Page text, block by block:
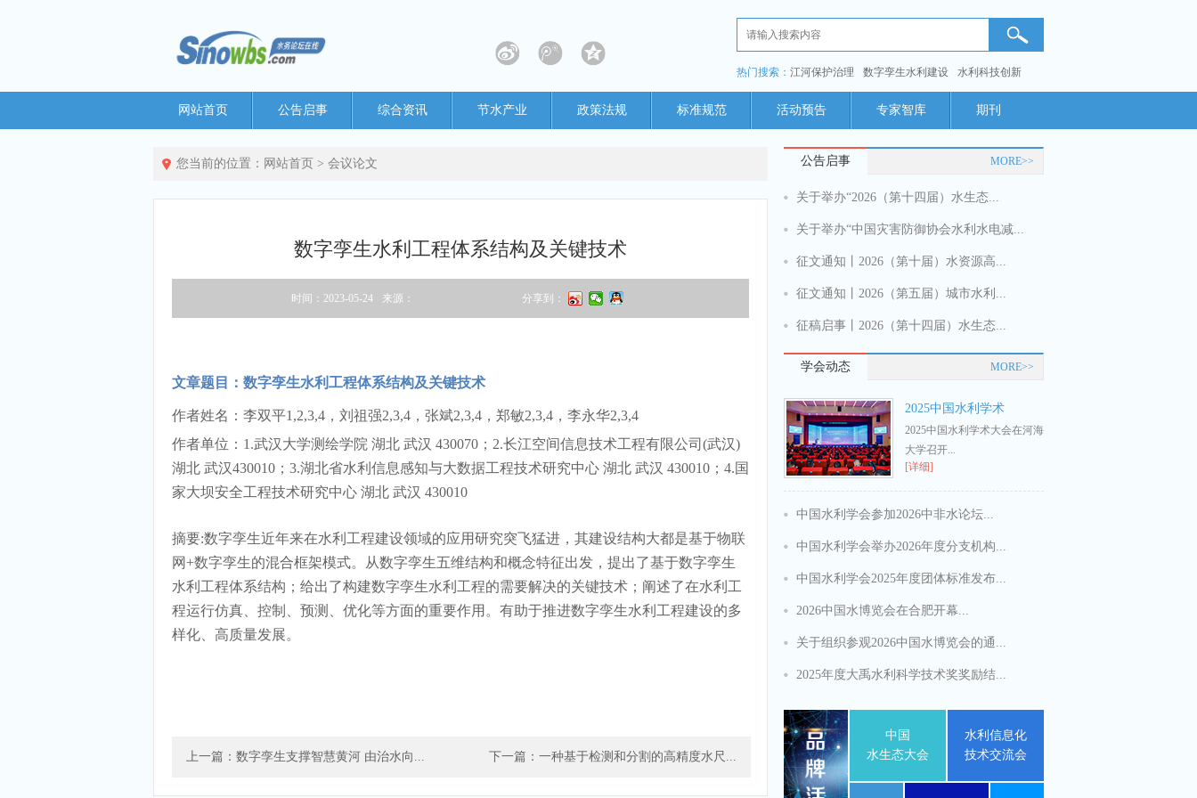
热门搜索： 江河保护治理 数字孪生水利建设 水利科技创新
网站首页 公告启事 综合资讯 节水产业 政策法规 标准规范 活动预告 专家智库 期刊
您当前的位置： 网站首页 > 会议论文
数字孪生水利工程体系结构及关键技术
时间：2023-05-24 来源： 分享到：
文章题目：数字孪生水利工程体系结构及关键技术
作者姓名： 李双平1,2,3,4，刘祖强2,3,4，张斌2,3,4，郑敏2,3,4，李永华2,3,4
作者单位： 1.武汉大学测绘学院 湖北 武汉 430070；2.长江空间信息技术工程有限公司(武汉)
湖北 武汉430010；3.湖北省水利信息感知与大数据工程技术研究中心 湖北 武汉 430010；4.国
家大坝安全工程技术研究中心 湖北 武汉 430010
摘要:数字孪生近年来在水利工程建设领域的应用研究突飞猛进，其建设结构大都是基于物联
网+数字孪生的混合框架模式。
从数字孪生五维结构和概念特征出发，提出了基于数字孪生
水利工程体系结构；给出了构建数字孪生水利工程的需要解决的关键技术；阐述了在水利工
程运行仿真、控制、预测、优化等方面的重要作用。有助于推进数字孪生水利工程建设的多
样化、高质量发展。
上一篇：数字孪生支撑智慧黄河 由治水向... 下一篇：一种基于检测和分割的高精度水尺...
公告启事 MORE>>
关于举办“2026（第十四届）水生态...
关于举办“中国灾害防御协会水利水电减...
征文通知丨2026（第十届）水资源高...
征文通知丨2026（第五届）城市水利...
征稿启事丨2026（第十四届）水生态...
学会动态 MORE>>
2025中国水利学术
2025中国水利学术大会在河海
大学召开...
[详细]
中国水利学会参加2026中非水论坛...
中国水利学会举办2026年度分支机构...
中国水利学会2025年度团体标准发布...
2026中国水博览会在合肥开幕...
关于组织参观2026中国水博览会的通...
2025年度大禹水利科学技术奖奖励结...
中国
水生态大会
水利信息化
技术交流会